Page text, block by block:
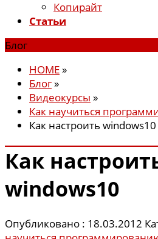
Копирайт
Статьи
Блог
HOME»
Блог»
Видеокурсы »
Как научиться
Как настроить windows10
Как
windows10
Опубликовано : 18.03.2012